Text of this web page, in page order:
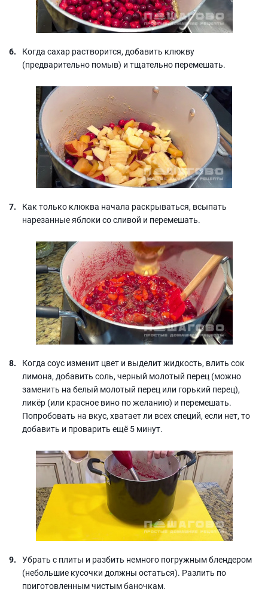
Когда сахар растворится, добавить клюкву
(предварительно помыв) и тщательно перемешать.
Как только клюква начала раскрываться, всыпать
нарезанные яблоки со сливой и перемешать.
Когда соус изменит цвет и выделит жидкость, влить сок
лимона, добавить соль, черный молотый перец (можно
заменить на белый молотый перец или горький перец),
ликёр (или красное вино по желанию) и перемешать.
Попробовать на вкус, хватает ли всех специй, если нет, то
добавить и проварить ещё 5 минут.
Убрать с плиты и разбить немного погружным блендером
(небольшие кусочки должны остаться). Разлить по
приготовленным чистым баночкам.